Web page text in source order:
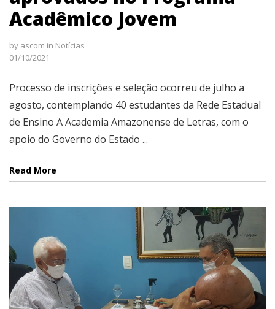
Acadêmico Jovem
by ascom in Notícias
01/10/2021
Processo de inscrições e seleção ocorreu de julho a
agosto, contemplando 40 estudantes da Rede Estadual
de Ensino A Academia Amazonense de Letras, com o
apoio do Governo do Estado ...
Read More